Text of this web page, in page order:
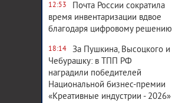
12:53
Почта России сократила
время инвентаризации вдвое
благодаря цифровому решению
18:14
За Пушкина, Высоцкого и
Чебурашку: в ТПП РФ
наградили победителей
Национальной бизнес-премии
«Креативные индустрии - 2026»